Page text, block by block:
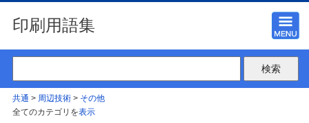
印刷用語集
共通 > 周辺技術> その他
全てのカテゴリを表示